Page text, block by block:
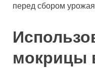
перед сбором
мокрицы